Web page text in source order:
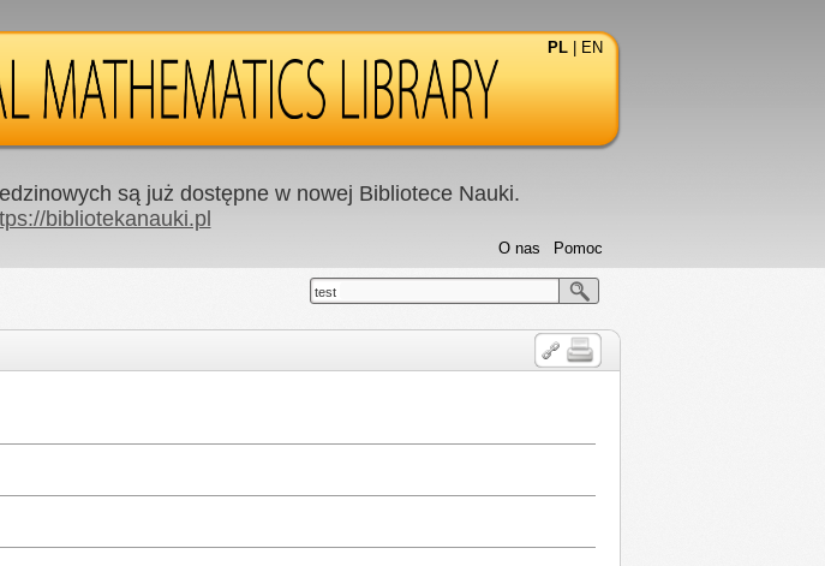
PL EN
są już dostępne w nowej Bibliotece Nauki.
bibliotekanauki.pl
Pomoc
O nas
test